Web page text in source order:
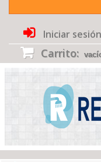
Iniciar sesión
Carrito: